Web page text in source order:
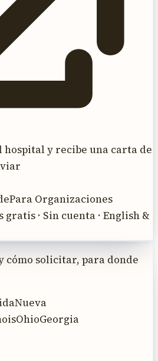
hospital y recibe una carta de
Para Organizaciones
· Sin cuenta · English &
cómo solicitar, para donde
Nueva
OhioGeorgia